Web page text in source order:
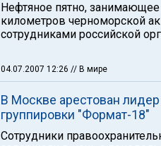
Нефтяное пятно,
километров черноморской
сотрудниками российской
04.07.2007 12:26 // В мире
В Москве арестован
группировки "Формат-18"
Сотрудники